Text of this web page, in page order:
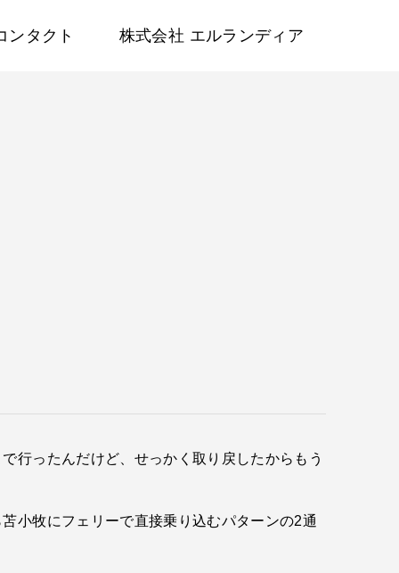
ンタクト 株式会社 エルランディア
行ったんだけど、せっかく取り戻したからもう
小牧にフェリーで直接乗り込むパターンの2通